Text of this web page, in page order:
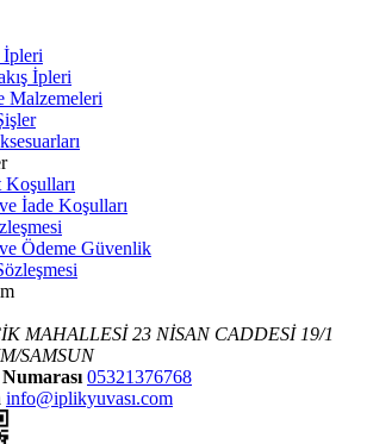
İpleri
Malzemeleri
Koşulları
İade Koşulları
Ödeme Güvenlik
MAHALLESİ 23 NİSAN CADDESİ 19/1
SAMSUN
05321376768
info@iplikyuvası.com